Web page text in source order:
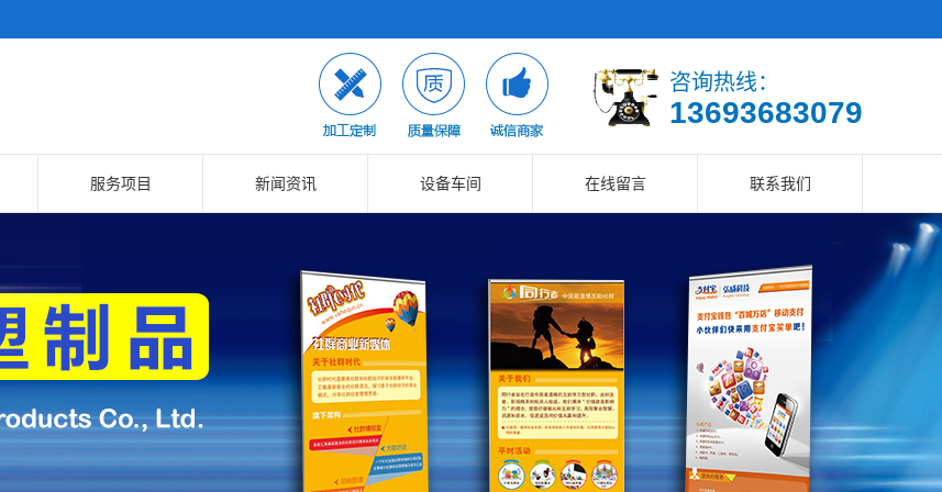
咨询热线：
13693683079
服务项目 新闻资讯 设备车间 在线留言 联系我们